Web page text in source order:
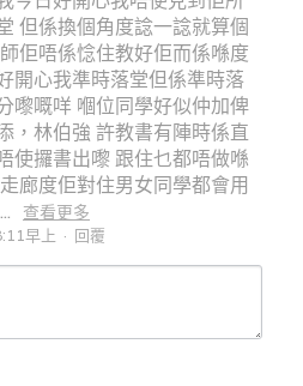
但係換個角度諗一諗就算個
佢唔係惗住教好佢而係喺度
開心我準時落堂但係準時落
嚟嘅咩 嗰位同學好似仲加俾
，林伯強 許教書有陣時係直
使攞書出嚟 跟住乜都唔做喺
廊度佢對住男女同學都會用
查看更多
早上 · 回覆